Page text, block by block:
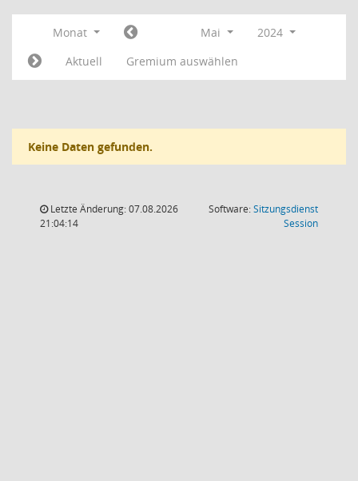
Monat Mai
2024
Aktuell
Gremium auswählen
Keine Daten gefunden.
Letzte Änderung: 07.08.2026
21:04:14
Software:Sitzungsdienst
Session(Wird in